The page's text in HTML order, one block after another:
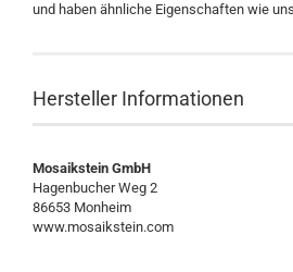
und haben ähnliche Eigenschaften wie
Hersteller Informationen
Mosaikstein GmbH
Hagenbucher Weg 2
86653 Monheim
www.mosaikstein.com